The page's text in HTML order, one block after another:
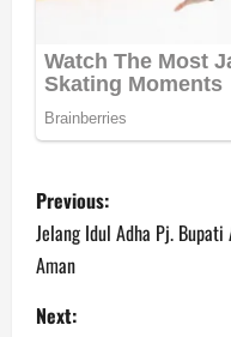
P
o
s
Previous:
Jelang Idul Adha Pj.
Aman
Next: